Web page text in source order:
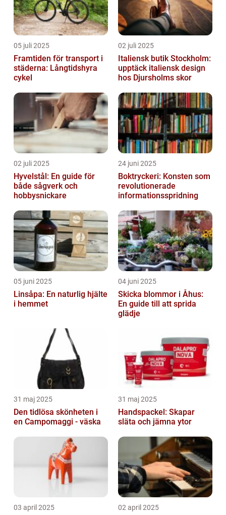
05 juli 2025
Framtiden för transport i
städerna: Långtidshyra
cykel
02 juli 2025
Italiensk butik Stockholm:
upptäck italiensk design
hos Djursholms skor
02 juli 2025
Hyvelstål: En guide för
både sågverk och
hobbysnickare
24 juni 2025
Boktryckeri: Konsten som
revolutionerade
informationsspridning
05 juni 2025
Linsåpa: En naturlig hjälte
i hemmet
04 juni 2025
Skicka blommor i Åhus:
En guide till att sprida
glädje
31 maj 2025
Den tidlösa skönheten i
en Campomaggi - väska
31 maj 2025
Handspackel: Skapar
släta och jämna ytor
03 april 2025 02 april 2025